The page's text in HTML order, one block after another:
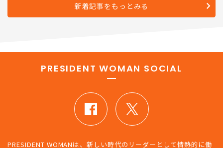
新着記事をもっとみる
PRESIDENT WOMAN SOCIAL
PRESIDENT WOMANは、新しい時代のリーダーとして情熱的に働